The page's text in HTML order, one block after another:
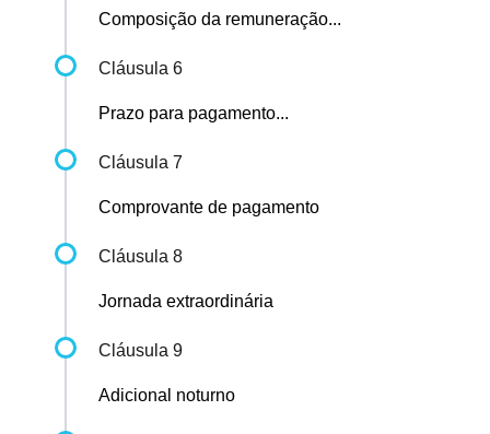
Composição da remuneração...
Cláusula 6
Prazo para pagamento...
Cláusula 7
Comprovante de pagamento
Cláusula 8
Jornada extraordinária
Cláusula 9
Adicional noturno